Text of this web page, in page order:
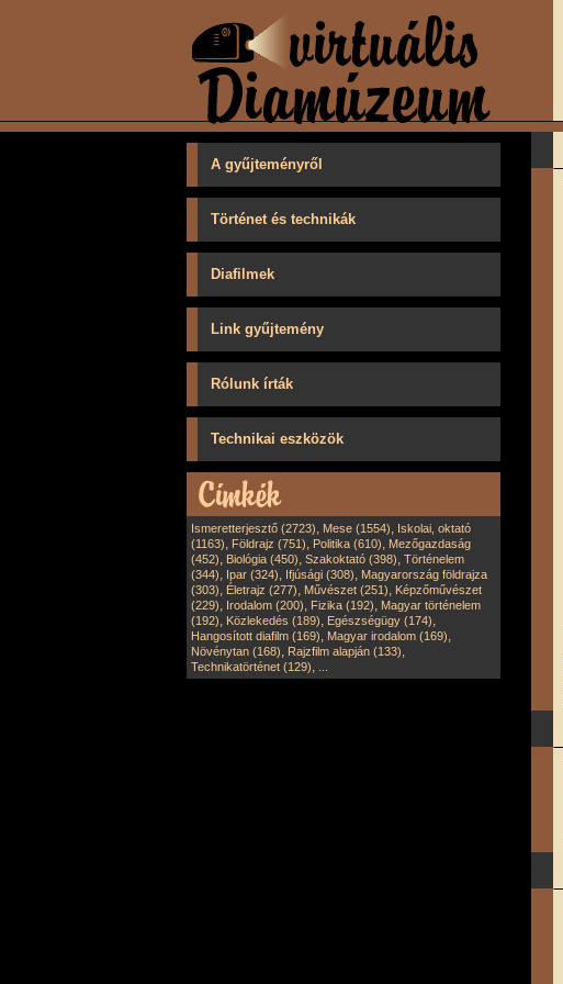
A gyűjteményről
Történet és technikák
Diafilmek
Link gyűjtemény
Rólunk írták
Technikai eszközök
Ismeretterjesztő (2723), Mese (1554), Iskolai, oktató
(1163), Földrajz (751), Politika (610), Mezőgazdaság
(452), Biológia (450), Szakoktató (398), Történelem
(344), Ipar (324), Ifjúsági (308), Magyarország földrajza
(303), Életrajz (277), Művészet (251), Képzőművészet
(229), Irodalom (200), Fizika (192), Magyar történelem
(192), Közlekedés (189), Egészségügy (174),
Hangosított diafilm (169), Magyar irodalom (169),
Növénytan (168), Rajzfilm alapján (133),
Technikatörténet (129),